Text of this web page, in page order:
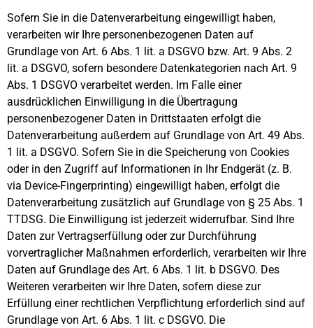
Sofern Sie in die Datenverarbeitung eingewilligt haben,
verarbeiten wir Ihre personenbezogenen Daten auf
Grundlage von Art. 6 Abs. 1 lit. a DSGVO bzw. Art. 9 Abs. 2
lit. a DSGVO, sofern besondere Datenkategorien nach Art. 9
Abs. 1 DSGVO verarbeitet werden. Im Falle einer
ausdrücklichen Einwilligung in die Übertragung
personenbezogener Daten in Drittstaaten erfolgt die
Datenverarbeitung außerdem auf Grundlage von Art. 49 Abs.
1 lit. a DSGVO. Sofern Sie in die Speicherung von Cookies
oder in den Zugriff auf Informationen in Ihr Endgerät (z. B.
via Device-Fingerprinting) eingewilligt haben, erfolgt die
Datenverarbeitung zusätzlich auf Grundlage von § 25 Abs. 1
TTDSG. Die Einwilligung ist jederzeit widerrufbar. Sind Ihre
Daten zur Vertragserfüllung oder zur Durchführung
vorvertraglicher Maßnahmen erforderlich, verarbeiten wir Ihre
Daten auf Grundlage des Art. 6 Abs. 1 lit. b DSGVO. Des
Weiteren verarbeiten wir Ihre Daten, sofern diese zur
Erfüllung einer rechtlichen Verpflichtung erforderlich sind auf
Grundlage von Art. 6 Abs. 1 lit. c DSGVO. Die